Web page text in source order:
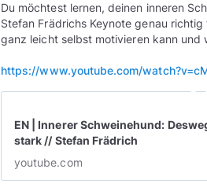
Du möchtest lernen, deinen inneren
Stefan Frädrichs Keynote genau
ganz leicht selbst motivieren kann und
https://www.youtube.com/
EN | Innerer Schweinehund:
stark // Stefan Frädrich
youtube.com